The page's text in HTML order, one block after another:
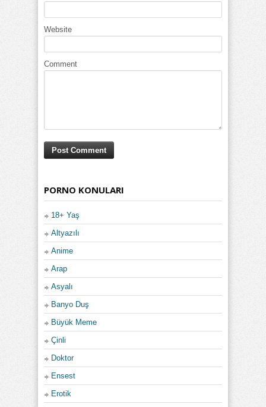
Website
Comment
PORNO KONULARI
18+ Yaş
Altyazılı
Anime
Arap
Asyalı
Banyo Duş
Büyük Meme
Çinli
Doktor
Ensest
Erotik